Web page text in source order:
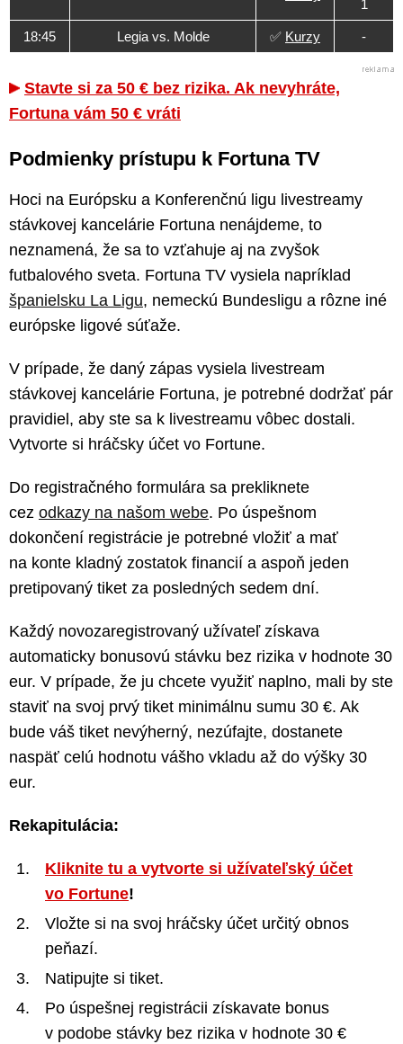
1
18:45 Legia vs. Molde ✅ Kurzy -
Stavte si za 50 € bez rizika. Ak nevyhráte,
Fortuna vám 50 € vráti
Podmienky prístupu k Fortuna TV
Hoci na Európsku a Konferenčnú ligu livestreamy
stávkovej kancelárie Fortuna nenájdeme, to
neznamená, že sa to vzťahuje aj na zvyšok
futbalového sveta. Fortuna TV vysiela napríklad
španielsku La Ligu, nemeckú Bundesligu a rôzne iné
európske ligové súťaže.
V prípade, že daný zápas vysiela livestream
stávkovej kancelárie Fortuna, je potrebné dodržať pár
pravidiel, aby ste sa k livestreamu vôbec dostali.
Vytvorte si hráčsky účet vo Fortune.
Do registračného formulára sa prekliknete
cez odkazy na našom webe. Po úspešnom
dokončení registrácie je potrebné vložiť a mať
na konte kladný zostatok financií a aspoň jeden
pretipovaný tiket za posledných sedem dní.
Každý novozaregistrovaný užívateľ získava
automaticky bonusovú stávku bez rizika v hodnote 30
eur. V prípade, že ju chcete využiť naplno, mali by ste
staviť na svoj prvý tiket minimálnu sumu 30 €. Ak
bude váš tiket nevýherný, nezúfajte, dostanete
naspäť celú hodnotu vášho vkladu až do výšky 30
eur.
Rekapitulácia:
Kliknite tu a vytvorte si užívateľský účet
vo Fortune!
Vložte si na svoj hráčsky účet určitý obnos
peňazí.
Natipujte si tiket.
Po úspešnej registrácii získavate bonus
v podobe stávky bez rizika v hodnote 30 €